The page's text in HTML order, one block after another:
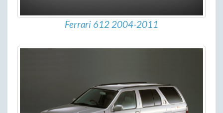
Ferrari 612 2004-2011